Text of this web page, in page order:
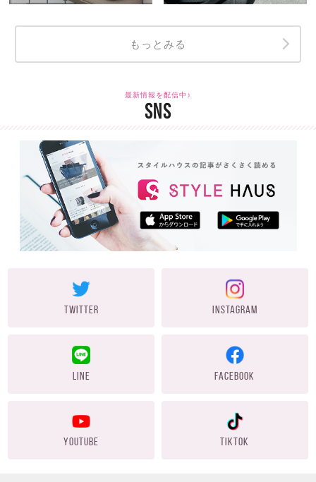
もっとみる
最新情報を配信中♪
SNS
TWITTER INSTAGRAM
LINE FACEBOOK
YOUTUBE TIKTOK